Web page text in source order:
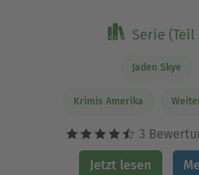
Serie (Teil
Jaden Skye
Krimis Amerika
3
Jetzt lesen